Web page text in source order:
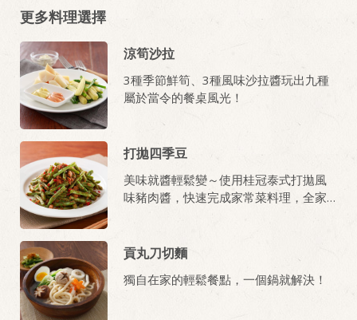
更多料理選擇
涼筍沙拉
3種季節鮮筍、3種風味沙拉醬玩出九種
屬於當令的餐桌風光！
打拋四季豆
美味就醬輕鬆變～使用桂冠泰式打拋風
味豬肉醬，快速完成家常菜料理，全家
貢丸刀切麵
獨自在家的輕鬆餐點，一個鍋就解決！